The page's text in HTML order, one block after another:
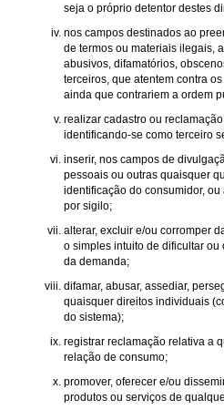
seja o próprio detentor destes
nos campos destinados ao
de termos ou materiais ilegais,
abusivos, difamatórios,
terceiros, que atentem contra
ainda que contrariem a ordem
realizar cadastro ou
identificando-se como terceiro
inserir, nos campos de
pessoais ou outras quaisquer
identificação do consumidor,
por sigilo;
alterar, excluir e/ou corromper
o simples intuito de dificultar
da demanda;
difamar, abusar, assediar,
quaisquer direitos individuais
do sistema);
registrar reclamação relativa a
relação de consumo;
promover, oferecer e/ou
produtos ou serviços de